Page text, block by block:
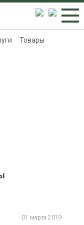
Товары
01 марта 2019